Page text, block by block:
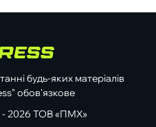
будь-яких матеріалів
обов'язкове
- 2026 ТОВ «ПМХ»